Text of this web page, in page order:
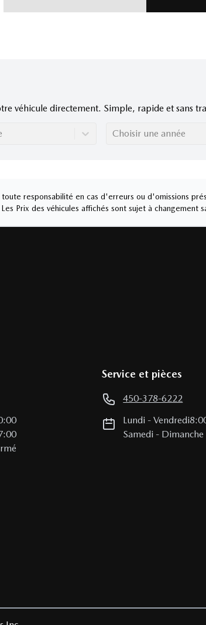
véhicule directement. Simple, rapide et sans
Choisir une année
responsabilité en cas d'erreurs ou d'omissions
Prix des véhicules affichés sont sujet à changement
Service et pièces
450-378-6222
Lundi -Vendredi
Samedi - Dimanche